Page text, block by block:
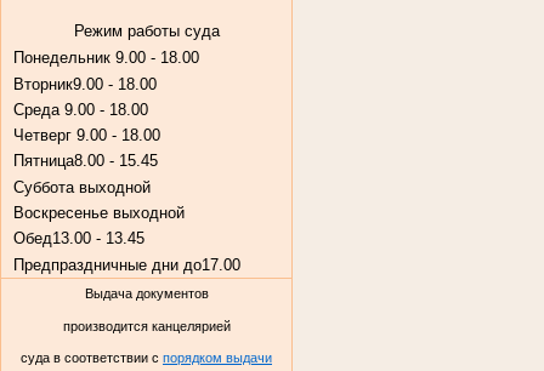
Режим работы суда
Понедельник 9.00 - 18.00
Вторник9.00 - 18.00
Среда 9.00 - 18.00
Четверг 9.00 - 18.00
Пятница8.00 - 15.45
Суббота выходной
Воскресенье выходной
Обед13.00 - 13.45
Предпраздничные дни до17.00
Выдача документов
производится канцелярией
суда в соответствии с порядком выдачи